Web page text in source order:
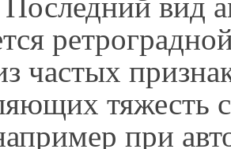
частых
тяжесть
при